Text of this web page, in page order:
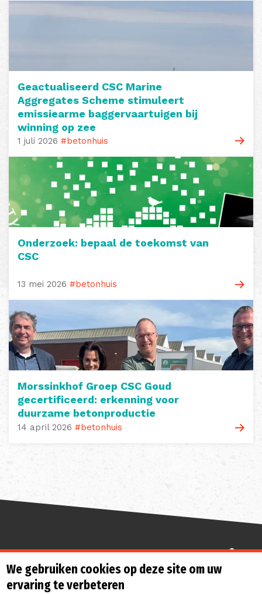
Geactualiseerd CSC Marine
Aggregates Scheme stimuleert
emissiearme baggervaartuigen bij
winning op zee
1 juli 2026 #betonhuis
Onderzoek: bepaal de toekomst van
CSC
13 mei 2026 #betonhuis
Morssinkhof Groep CSC Goud
gecertificeerd: erkenning voor
duurzame betonproductie
14 april 2026 #betonhuis
Sterk de toekomst in
We gebruiken cookies op deze site om uw
ervaring te verbeteren